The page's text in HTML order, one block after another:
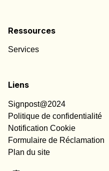
Ressources
Services
Liens
Signpost@2024
Politique de confidentialité
Notification Cookie
Formulaire de Réclamation
Plan du site